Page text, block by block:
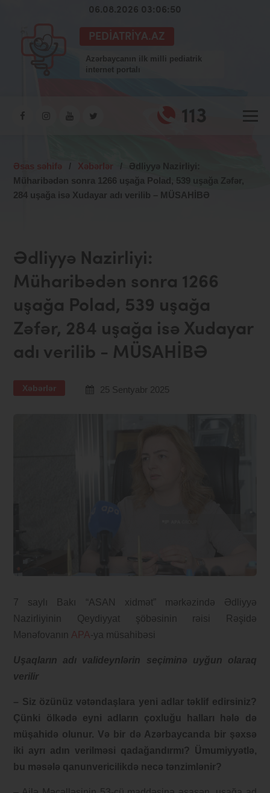
06.08.2026 03:06:52
PEDIATRIYA.AZ
Azərbaycanın ilk milli pediatrik
internet portalı
113
Əsas səhifə / Xəbərlər /
Ədliyyə Nazirliyi:
Müharibədən sonra 1266 uşağa Polad, 539 uşağa Zəfər,
284 uşağa isə Xudayar adı verilib – MÜSAHİBƏ
Ədliyyə Nazirliyi:
Müharibədən sonra 1266
uşağa Polad, 539 uşağa
Zəfər, 284 uşağa isə Xudayar
adı verilib - MÜSAHİBƏ
Xəbərlər 25 Sentyabr 2025
7 saylı Bakı “ASAN xidmət” mərkəzində Ədliyyə
Nazirliyinin Qeydiyyat şöbəsinin rəisi Rəşidə
Mənəfovanın APA-ya müsahibəsi
Uşaqların adı valideynlərin seçiminə uyğun olaraq
verilir
– Siz özünüz vətəndaşlara yeni adlar təklif edirsiniz?
Çünki ölkədə eyni adların çoxluğu halları hələ də
müşahidə olunur. Və bir də Azərbaycanda bir şəxsə
iki ayrı adın verilməsi qadağandırmı? Ümumiyyətlə,
bu məsələ qanunvericilikdə necə tənzimlənir?